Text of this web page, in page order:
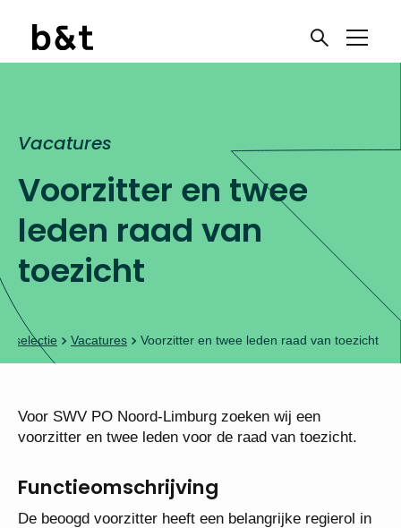
Voorzitter en twee
leden raad van
toezicht
Vacatures
selectie Vacatures Voorzitter en twee leden raad van toezicht
Voor SWV PO Noord-Limburg zoeken wij een
voorzitter en twee leden voor de raad van toezicht.
Functieomschrijving
De beoogd voorzitter heeft een belangrijke regierol